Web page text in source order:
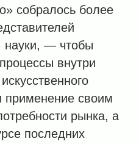
собралось более
науки, — чтобы
внутри
применение своим
рынка, а
последних